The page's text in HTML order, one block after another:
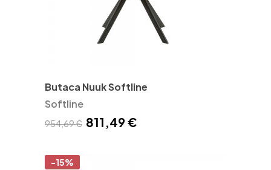
Butaca Nuuk Softline
Softline
954,69 € 811,49 €
-15%